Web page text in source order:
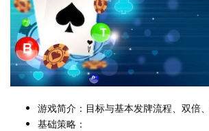
游戏简介：目标与基本发牌流程、双倍
基础策略：